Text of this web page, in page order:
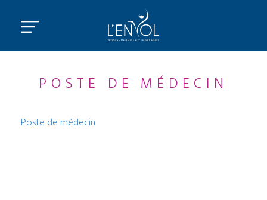
POSTE DE MÉDECIN
Poste de médecin